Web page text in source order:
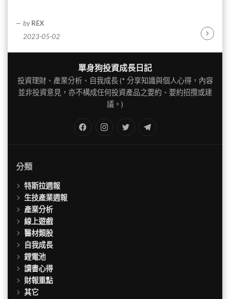
by REX
2023-05-02
單身狗投資成長日記
投資理財、產業分析、自我成長 (* 分享知識與個人心得，內容
並非投資意見，亦不構成任何投資產品之要約、要約招攬或建
議。)
Twitter
分類
特斯拉週報
生技產業週報
產業分析
線上遊戲
醫材類股
自我成長
鋰電池
讀書心得
財報重點
其它